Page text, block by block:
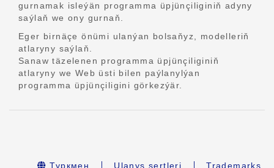
gurnamak isleýän programma üpjünçiliginiň adyny
saýlaň we ony gurnaň.
Eger birnäçe önümi ulanýan bolsaňyz, modelleriň
atlaryny saýlaň.
Sanaw täzelenen programma üpjünçiliginiň
atlaryny we Web üsti bilen paýlanylýan
programma üpjünçiligini görkezýär.
Туркмен Ulanyş şertleri Trademarks